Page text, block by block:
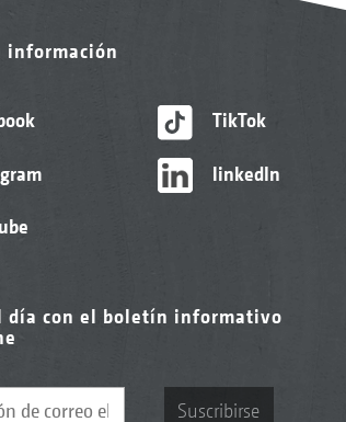
información
TikTok
linkedIn
día con el boletín informativo
Suscribirse